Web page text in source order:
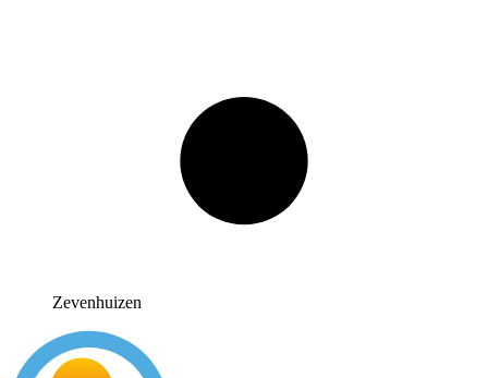
Zevenhuizen